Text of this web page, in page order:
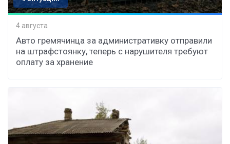
4 августа
Авто гремячинца за административку отправили
на штрафстоянку, теперь с нарушителя требуют
оплату за хранение